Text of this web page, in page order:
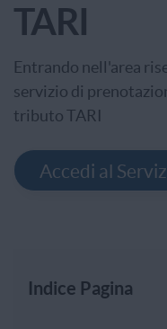
TARI
Entrando nell'area
servizio di
tributo TARI
Accedi al
Indice Pagina
Indice Pagina